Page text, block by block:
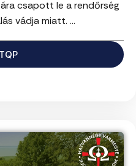
csapott le a rendőrség
vádja miatt. ...